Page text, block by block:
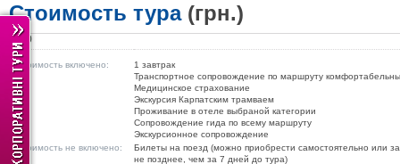
Стоимость тура (грн.)
560
В стоимость включено:
1 завтрак
Транспортное сопровождение по маршруту
Медицинское страхование
Экскурсия Карпатским трамваем
Проживание в отеле выбраной категории
Сопровождение гида по всему маршруту
Экскурсионное сопровождение
В стоимость не включено:
Билеты на поезд (можно приобрести самостоятельно или
не позднее, чем за 7 дней до тура)